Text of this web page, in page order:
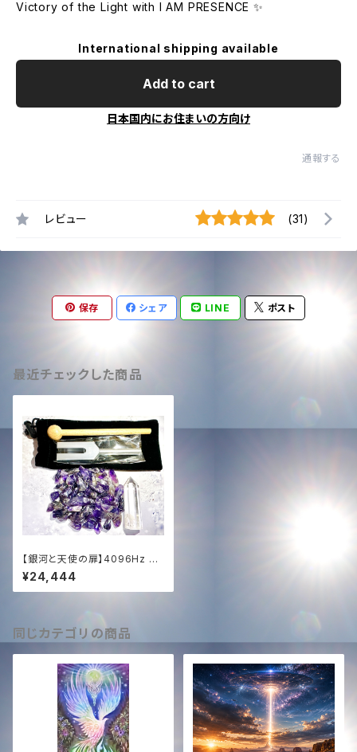
Victory of the Light with I AM PRESENCE ✨
International shipping available
Add to cart
日本国内にお住まいの方向け
通報する
レビュー (31)
保存 シェア LINE ポスト
最近チェックした商品
【銀河と天使の扉】4096Hz ク
リスタルチューナー (豪華5点セ
ット)｜銀河7種族覚醒 ＋ 聖な
る光の調律
¥24,444
同じカテゴリの商品